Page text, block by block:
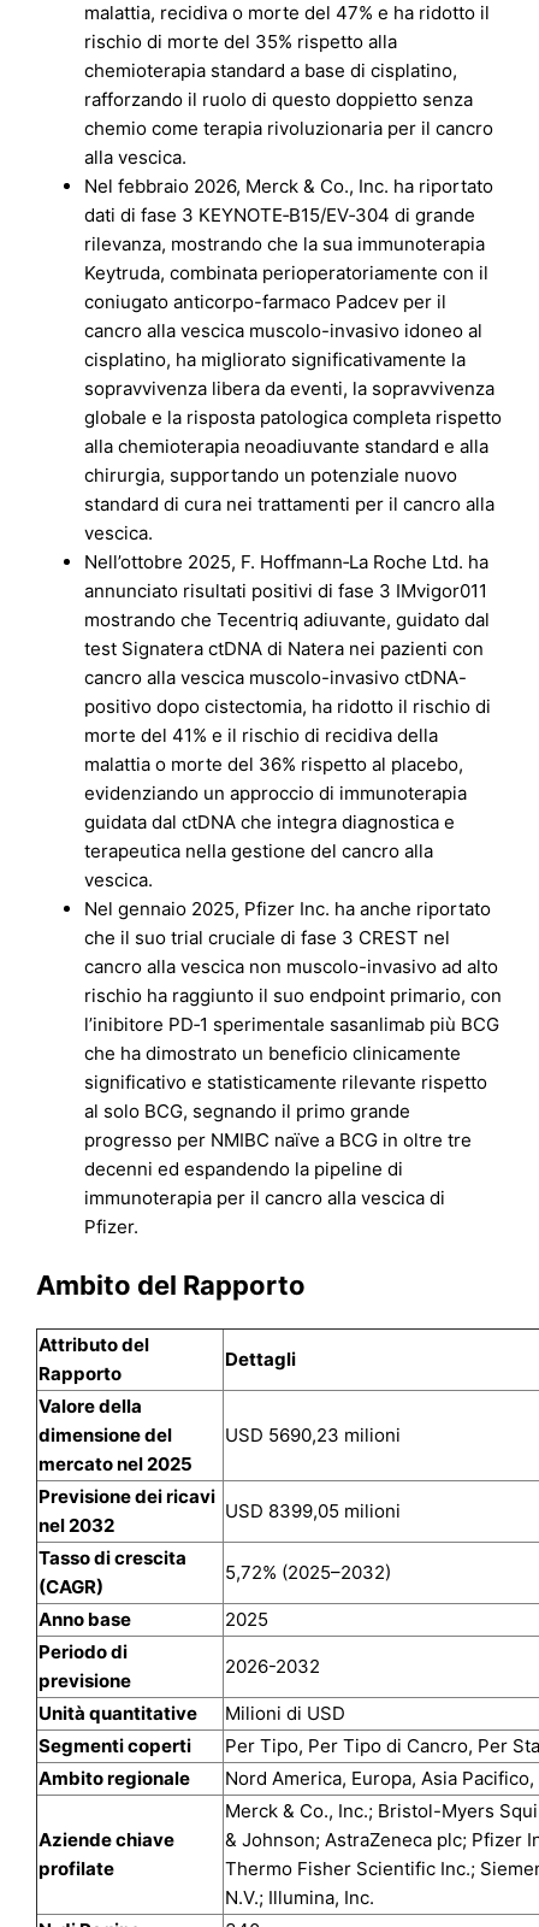
malattia, recidiva o morte del 47% e ha ridotto il
rischio di morte del 35% rispetto alla
chemioterapia standard a base di cisplatino,
rafforzando il ruolo di questo doppietto senza
chemio come terapia rivoluzionaria per il cancro
alla vescica.
Nel febbraio 2026, Merck & Co., Inc. ha riportato
dati di fase 3 KEYNOTE‑B15/EV‑304 di grande
rilevanza, mostrando che la sua immunoterapia
Keytruda, combinata perioperatoriamente con il
coniugato anticorpo-farmaco Padcev per il
cancro alla vescica muscolo-invasivo idoneo al
cisplatino, ha migliorato significativamente la
sopravvivenza libera da eventi, la sopravvivenza
globale e la risposta patologica completa rispetto
alla chemioterapia neoadiuvante standard e alla
chirurgia, supportando un potenziale nuovo
standard di cura nei trattamenti per il cancro alla
vescica.
Nell’ottobre 2025, F. Hoffmann‑La Roche Ltd. ha
annunciato risultati positivi di fase 3 IMvigor011
mostrando che Tecentriq adiuvante, guidato dal
test Signatera ctDNA di Natera nei pazienti con
cancro alla vescica muscolo-invasivo ctDNA-
positivo dopo cistectomia, ha ridotto il rischio di
morte del 41% e il rischio di recidiva della
malattia o morte del 36% rispetto al placebo,
evidenziando un approccio di immunoterapia
guidata dal ctDNA che integra diagnostica e
terapeutica nella gestione del cancro alla
vescica.
Nel gennaio 2025, Pfizer Inc. ha anche riportato
che il suo trial cruciale di fase 3 CREST nel
cancro alla vescica non muscolo-invasivo ad alto
rischio ha raggiunto il suo endpoint primario, con
l’inibitore PD‑1 sperimentale sasanlimab più BCG
che ha dimostrato un beneficio clinicamente
significativo e statisticamente rilevante rispetto
al solo BCG, segnando il primo grande
progresso per NMIBC naïve a BCG in oltre tre
decenni ed espandendo la pipeline di
immunoterapia per il cancro alla vescica di
Pfizer.
Ambito del Rapporto
Attributo del
Rapporto
Dettagli
Valore della
dimensione del
mercato nel 2025
USD 5690,23 milioni
Previsione dei ricavi
nel 2032
USD 8399,05 milioni
Tasso di crescita
(CAGR)
5,72% (2025–2032)
Anno base
2025
Periodo di
previsione
2026-2032
Unità quantitative
Milioni di USD
Segmenti coperti
Per Tipo, Per Tipo di Cancro, Per
Ambito regionale
Nord America, Europa, Asia
Aziende chiave
profilate
Merck & Co., Inc.; Bristol-Myers
& Johnson; AstraZeneca plc; Pfizer
Thermo Fisher Scientific Inc.;
N.V.; Illumina, Inc.